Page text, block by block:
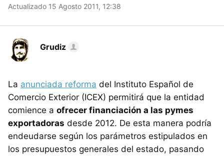
Actualizado 15 Agosto 2011, 12:38
Grudiz
La anunciada reforma del Instituto Español de
Comercio Exterior (ICEX) permitirá que la entidad
comience a ofrecer financiación a las pymes
exportadoras desde 2012. De esta manera podría
endeudarse según los parámetros estipulados en
los presupuestos generales del estado, pasando